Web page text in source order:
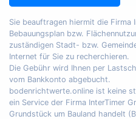
Sie beauftragen hiermit die Firma
Bebauungsplan bzw.
zuständigen Stadt- bzw.
Internet für Sie zu recherchieren.
Die Gebühr wird Ihnen per
vom Bankkonto abgebucht.
bodenrichtwerte.online ist keine
ein Service der Firma InterTimer
Grundstück um Bauland handelt